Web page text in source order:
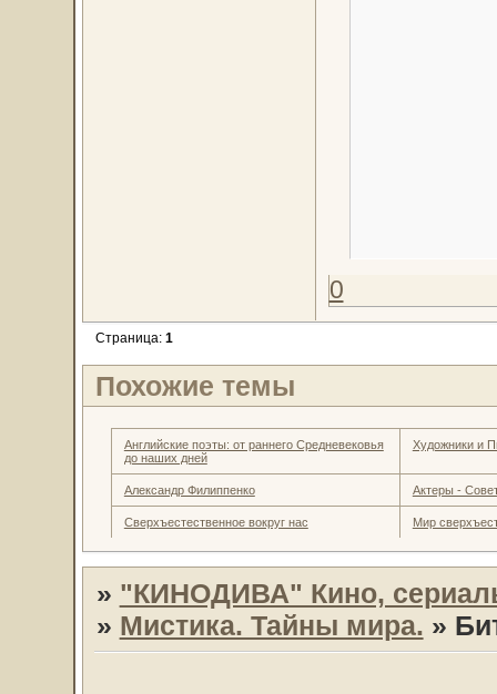
0
Страница: 1
Похожие темы
Английские поэты: от раннего Средневековья
до наших дней
Художники и
Александр Филиппенко Актеры -
Сверхъестественное вокруг нас Мир
» "КИНОДИВА" Кино,
» Мистика. Тайны мира. »